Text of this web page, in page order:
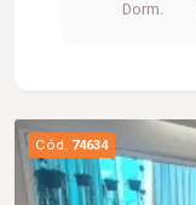
Dorm.
Cód. 74634